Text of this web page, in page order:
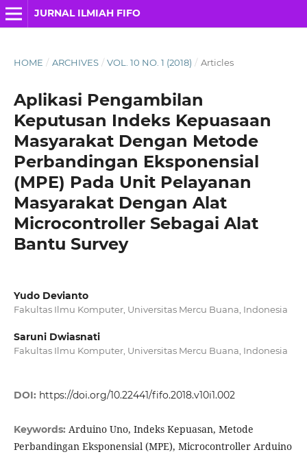
JURNAL ILMIAH FIFO
HOME / ARCHIVES / VOL. 10 NO. 1 (2018) / Articles
Aplikasi Pengambilan
Keputusan Indeks Kepuasaan
Masyarakat Dengan Metode
Perbandingan Eksponensial
(MPE) Pada Unit Pelayanan
Masyarakat Dengan Alat
Microcontroller Sebagai Alat
Bantu Survey
Yudo Devianto
Fakultas Ilmu Komputer, Universitas Mercu Buana, Indonesia
Saruni Dwiasnati
Fakultas Ilmu Komputer, Universitas Mercu Buana, Indonesia
DOI: https://doi.org/10.22441/fifo.2018.v10i1.002
Keywords: Arduino Uno, Indeks Kepuasan, Metode
Perbandingan Eksponensial (MPE), Microcontroller Arduino